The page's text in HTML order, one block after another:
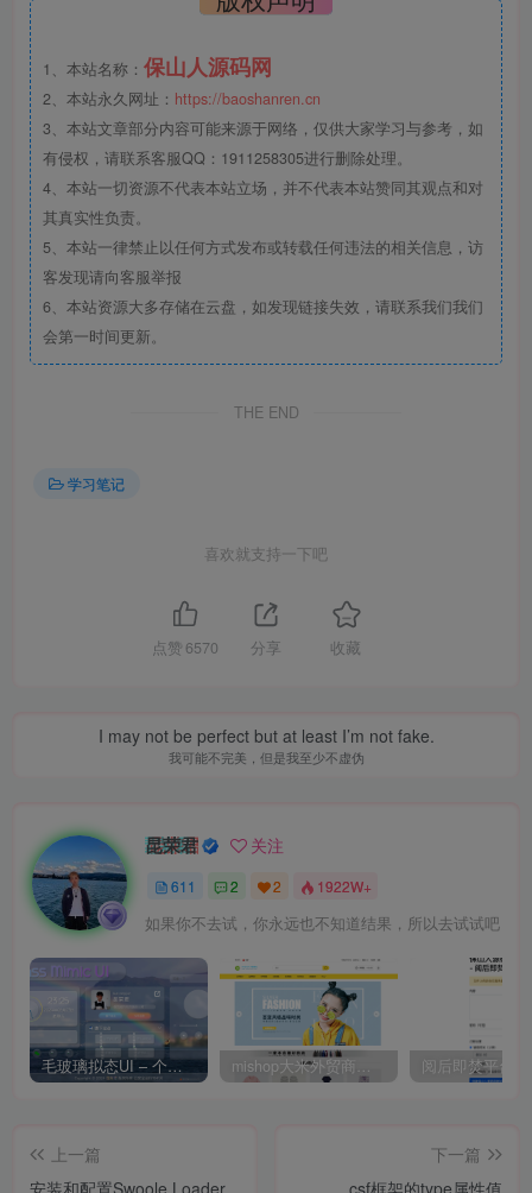
1、本站名称： 保山人源码网
2、本站永久网址： https://baoshanren.cn
3、本站文章部分内容可能来源于网络，仅供大家学习与参考，如
有侵权，请联系客服QQ：1911258305进行删除处理。
4、本站一切资源不代表本站立场，并不代表本站赞同其观点和对
其真实性负责。
5、本站一律禁止以任何方式发布或转载任何违法的相关信息，访
客发现请向客服举报
6、本站资源大多存储在云盘，如发现链接失效，请联系我们我们
会第一时间更新。
THE END
学习笔记
喜欢就支持一下吧
点赞 6570 分享 收藏
I may not be perfect but at least I’m not fake.
我可能不完美，但是我至少不虚伪
昆荣君 关注
611 2 2 1922W+
如果你不去试，你永远也不知道结果，所以去试试吧
毛玻璃拟态UI – 个人主页（开源版） mishop大米外贸商城系统133种语言版本
上一篇
安装和配置Swoole Loader
下一篇
csf框架的type属性值